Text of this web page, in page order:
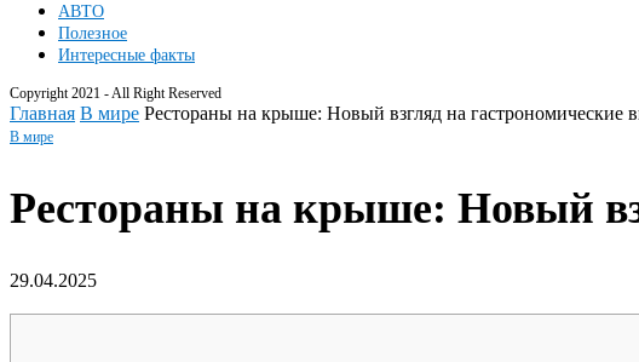
АВТО
Полезное
Интересные факты
Copyright 2021 - All Right Reserved
Главная В мире Рестораны на крыше: Новый взгляд на гастрономические
В мире
Рестораны на крыше: Новый
29.04.2025